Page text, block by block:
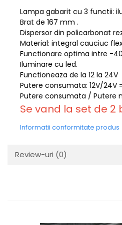
Protectia muncii
Scule Pneumatice
Slefuitoare
Suport auto
Suport motocicleta
Surubelnite
Tunuri de caldura si aeroteme
Utilaje constructie
Lampa gabarit cu 3 functii:
Brat de 167 mm .
Dispersor din policarbonat
Material: integral cauciuc
Functionare optima intre -
Iluminare cu led.
Functioneaza de la 12 la 24V
Putere consumata: 12V/24V
Putere consumata / Putere
Se vand la set de 2
Informatii conformitate produs
Review-uri (0)